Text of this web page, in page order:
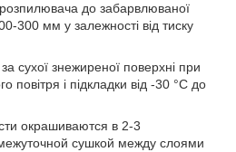
до забарвлюваної
300 мм у залежності від тиску
сухої знежиреної поверхні при
повітря і підкладки від -30 °С до
окрашиваются в 2-3
сушкой между слоями